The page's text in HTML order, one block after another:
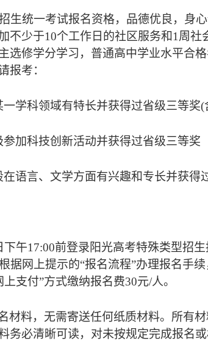
生统一考试报名资格，品德优良，身
不少于10个工作日的社区服务和1 周社
选修学分学习，普通高中学业水平合
报考：
学科领域有特长并获得过省级三等奖(
加科技创新活动并获得过省级三等奖
语言、文学方面有兴趣和专长并获得
下午17:00前登录阳光高考特殊类型招
据网上提示的“报名流程”办理报名手
支付”方式缴纳报名费30元/人。
材料，无需寄送任何纸质材料。所有
务必清晰可读，对未按规定完成报名